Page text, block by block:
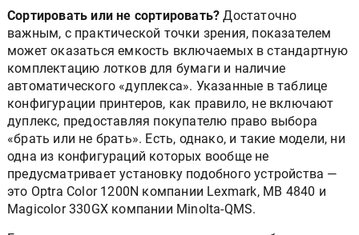
Сортировать или не сортировать? Достаточно
важным, с практической точки зрения, показателем
может оказаться емкость включаемых в стандартную
комплектацию лотков для бумаги и наличие
автоматического «дуплекса». Указанные в таблице
конфигурации принтеров, как правило, не включают
дуплекс, предоставляя покупателю право выбора
«брать или не брать». Есть, однако, и такие модели, ни
одна из конфигураций которых вообще не
предусматривает установку подобного устройства —
это Optra Color 1200N компании Lexmark, MB 4840 и
Magicolor 330GX компании Minolta-QMS.